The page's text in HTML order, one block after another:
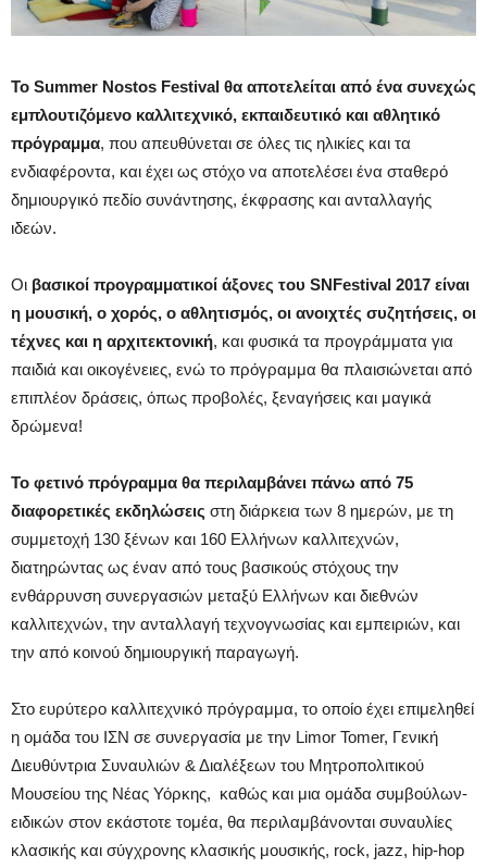
Το Summer Nostos Festival θα αποτελείται από ένα συνεχώς
εμπλουτιζόμενο καλλιτεχνικό, εκπαιδευτικό και αθλητικό
πρόγραμμα, που απευθύνεται σε όλες τις ηλικίες και τα
ενδιαφέροντα, και έχει ως στόχο να αποτελέσει ένα σταθερό
δημιουργικό πεδίο συνάντησης, έκφρασης και ανταλλαγής
ιδεών.
Οι βασικοί προγραμματικοί άξονες του SNFestival 2017 είναι
η μουσική, ο χορός, ο αθλητισμός, οι ανοιχτές συζητήσεις, οι
τέχνες και η αρχιτεκτονική, και φυσικά τα προγράμματα για
παιδιά και οικογένειες, ενώ το πρόγραμμα θα πλαισιώνεται από
επιπλέον δράσεις, όπως προβολές, ξεναγήσεις και μαγικά
δρώμενα!
Το φετινό πρόγραμμα θα περιλαμβάνει πάνω από 75
διαφορετικές εκδηλώσεις στη διάρκεια των 8 ημερών, με τη
συμμετοχή 130 ξένων και 160 Ελλήνων καλλιτεχνών,
διατηρώντας ως έναν από τους βασικούς στόχους την
ενθάρρυνση συνεργασιών μεταξύ Ελλήνων και διεθνών
καλλιτεχνών, την ανταλλαγή τεχνογνωσίας και εμπειριών, και
την από κοινού δημιουργική παραγωγή.
Στο ευρύτερο καλλιτεχνικό πρόγραμμα, το οποίο έχει επιμεληθεί
η ομάδα του ΙΣΝ σε συνεργασία με την Limor Tomer, Γενική
Διευθύντρια Συναυλιών & Διαλέξεων του Μητροπολιτικού
Μουσείου της Νέας Υόρκης, καθώς και μια ομάδα συμβούλων-
ειδικών στον εκάστοτε τομέα, θα περιλαμβάνονται συναυλίες
κλασικής και σύγχρονης κλασικής μουσικής, rock, jazz, hip-hop